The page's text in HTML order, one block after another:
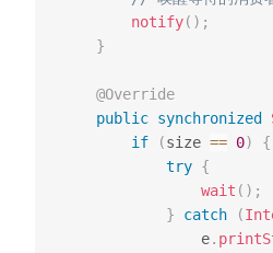
notify( ) ;
}
@Override
public synchronized
if
(size == 0)
{
try {
wait ( ) ;
}
catch (
                e
.